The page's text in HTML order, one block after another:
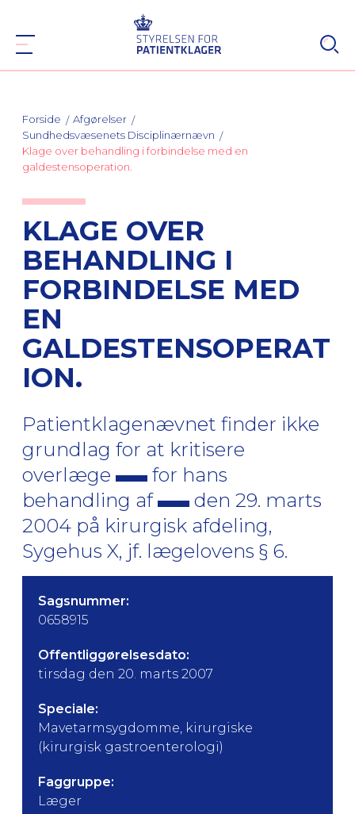
Forside
Afgørelser
Sundhedsvæsenets Disciplinærnævn
Klage over behandling i forbindelse med en
galdestensoperation.
KLAGE OVER
BEHANDLING I
FORBINDELSE MED
EN
GALDESTENSOPERAT
ION.
Patientklagenævnet finder ikke
grundlag for at kritisere
overlæge
for hans
behandling af
den 29. marts
2004 på kirurgisk afdeling,
Sygehus X, jf. lægelovens § 6.
Sagsnummer:
0658915
Offentliggørelsesdato:
tirsdag den 20. marts 2007
Speciale:
Mavetarmsygdomme, kirurgiske
(kirurgisk gastroenterologi)
Faggruppe:
Læger